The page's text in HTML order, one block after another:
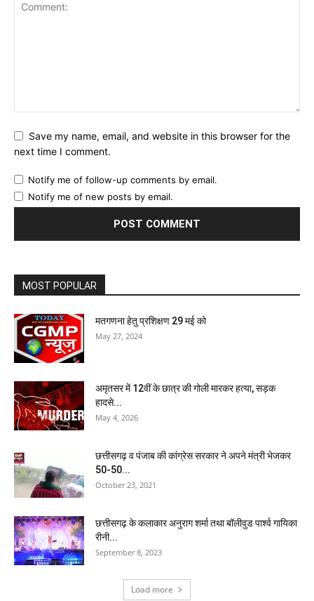
Save my name, email, and website in this browser for the
next time I comment.
Notify me of follow-up comments by email.
Notify me of new posts by email.
MOST POPULAR
मतगणना हेतु प्रशिक्षण 29 मई को
May 27, 2024
अमृतसर में 12वीं के छात्र की गोली मारकर हत्या, सड़क
हादसे...
May 4, 2026
छत्तीसगढ़ व पंजाब की कांग्रेस सरकार ने अपने मंत्री भेजकर
50-50...
October 23, 2021
छत्तीसगढ़ के कलाकार अनुराग शर्मा तथा बॉलीवुड पार्श्व गायिका
रीनी...
September 8, 2023
Load more